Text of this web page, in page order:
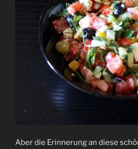
Aber die Erinnerung an diese